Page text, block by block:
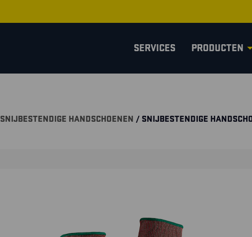
SERVICES PRODUCTEN
SNIJBESTENDIGE HANDSCHOENEN / SNIJBESTENDIGE